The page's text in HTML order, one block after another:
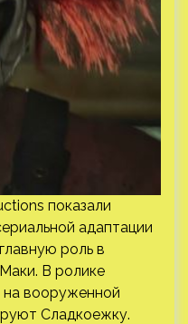
показали
адаптации
роль в
В ролике
на вооруженной
Сладкоежку.